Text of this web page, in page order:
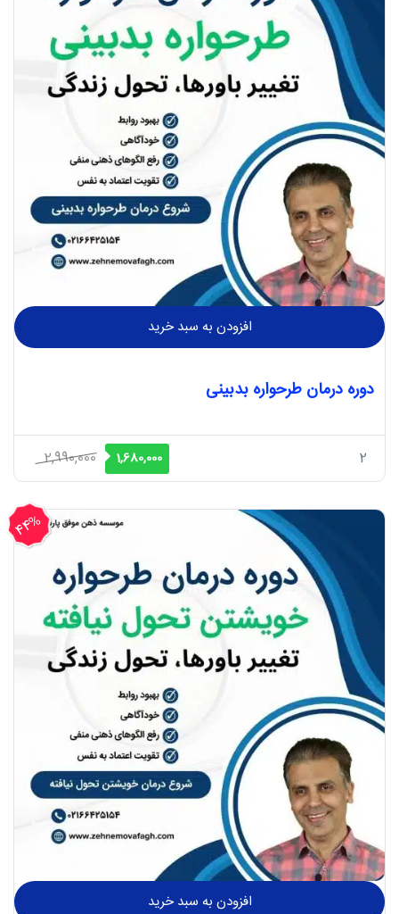
افزودن به سبد خرید
دوره درمان طرحواره بدبینی
2
2,990,000
قیمت
اصلی
2,990,000 ریال
1,680,000 قیمت
فعلی
1,680,000 ریال
افزودن به سبد خرید
44%
تخفیف